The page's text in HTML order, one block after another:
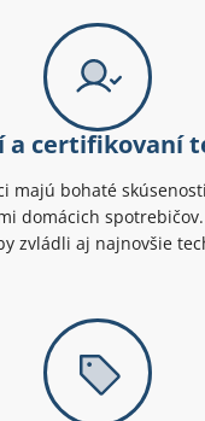
a certifikovaní
majú bohaté
domácich
zvládli aj najnovšie